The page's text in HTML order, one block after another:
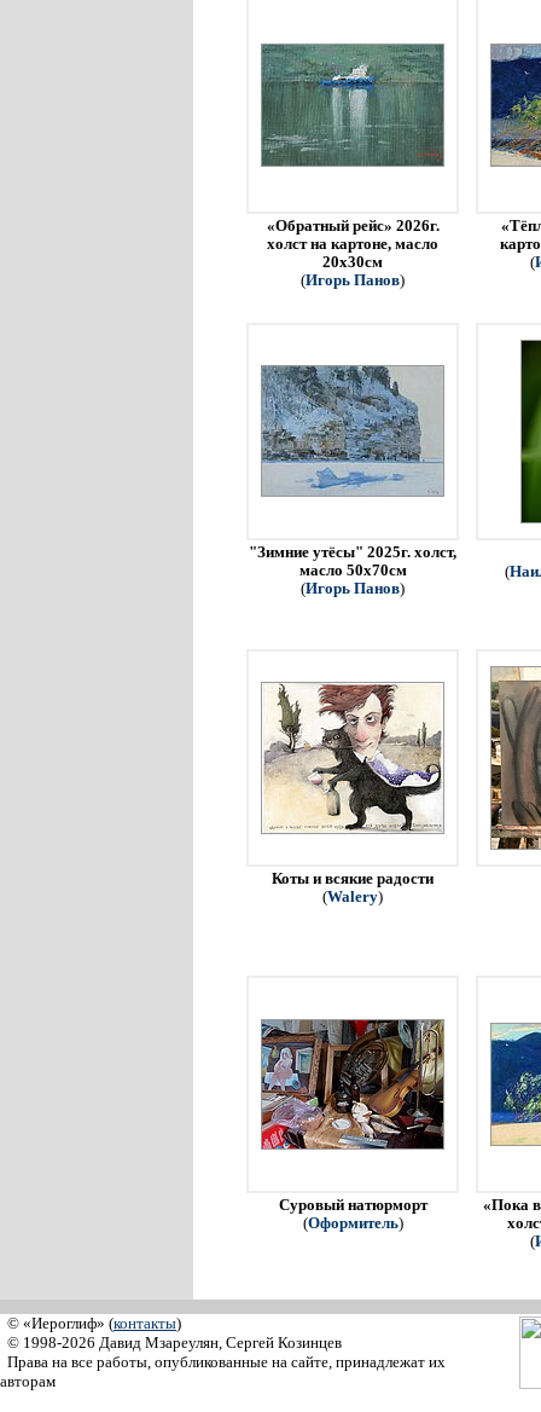
«Обратный рейс» 2026г.
холст на картоне, масло
20х30см
(Игорь Панов)
(
"Зимние утёсы" 2025г. холст,
масло 50х70см
(Игорь Панов)
(
Коты и всякие радости
(Walery)
Суровый натюрморт
(Оформитель)
«Пока
(
© «Иероглиф» (контакты)
© 1998-2026 Давид Мзареулян, Сергей Козинцев
Права на все работы, опубликованные на сайте, принадлежат их
авторам